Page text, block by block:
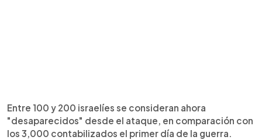
Entre 100 y 200 israelíes se consideran ahora
"desaparecidos" desde el ataque, en comparación con
los 3,000 contabilizados el primer día de la guerra.